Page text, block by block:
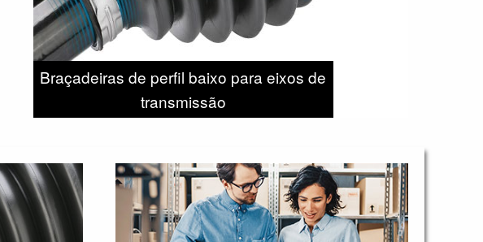
Braçadeiras de perfil baixo para eixos de
transmissão